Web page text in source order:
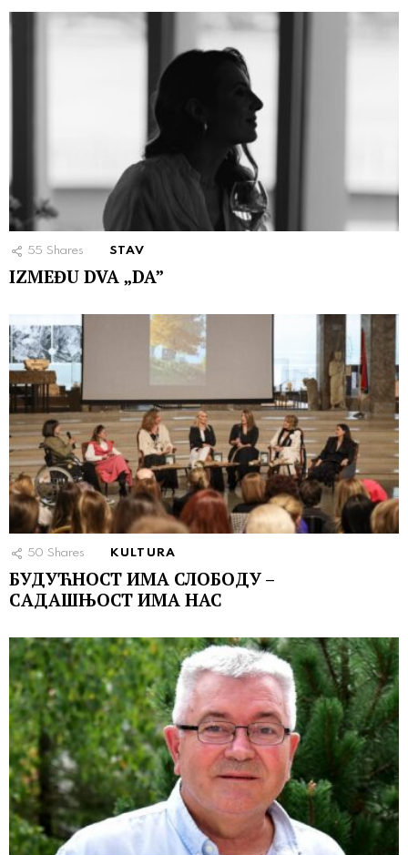
55 Shares STAV
IZMEĐU DVA „DA”
50 Shares KULTURA
БУДУЋНОСТ ИМА СЛОБОДУ –
САДАШЊОСТ ИМА НАС